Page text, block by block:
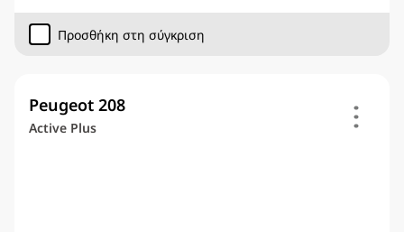
Προσθήκη στη σύγκριση
Peugeot 208
Active Plus